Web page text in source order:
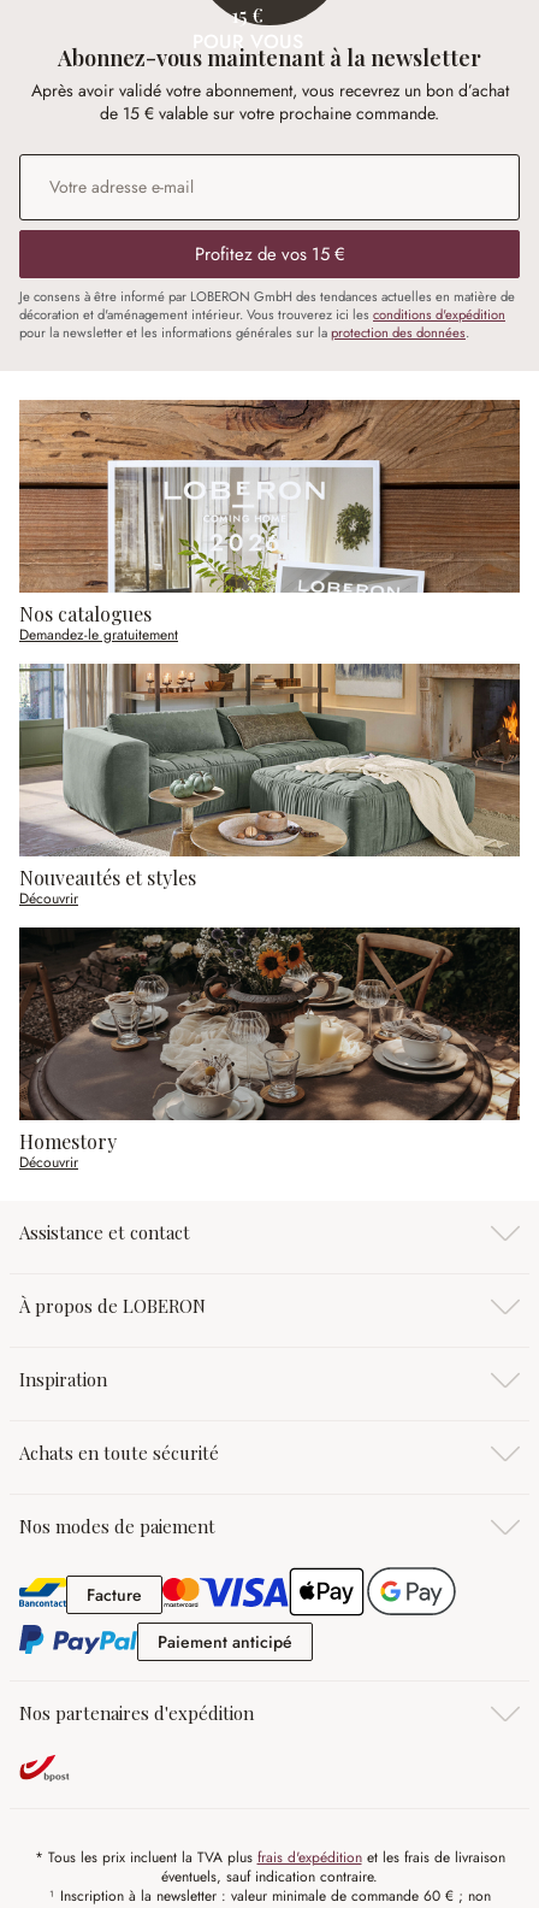
15 €
POUR VOUS
Abonnez-vous maintenant à la newsletter
Après avoir validé votre abonnement, vous recevrez un bon d’achat
de 15 € valable sur votre prochaine commande.
Adresse e-mail
Profitez de vos 15 €
Je consens à être informé par LOBERON GmbH des tendances actuelles en matière de
décoration et d'aménagement intérieur. Vous trouverez ici les conditions d'expédition
pour la newsletter et les informations générales sur laprotection des données.
Nos catalogues
Demandez-le gratuitement
Nouveautés et styles
Découvrir
Homestory
Découvrir
Assistance et contact
À propos de LOBERON
Inspiration
Achats en toute sécurité
Nos modes de paiement
FactureFacture
Paiement anticipé
Nos partenaires d'expédition
* Tous les prix incluent la TVA plus frais d'expéditionet les frais de livraison
éventuels, sauf indication contraire.
¹ Inscription à la newsletter : valeur minimale de commande 60 € ; non